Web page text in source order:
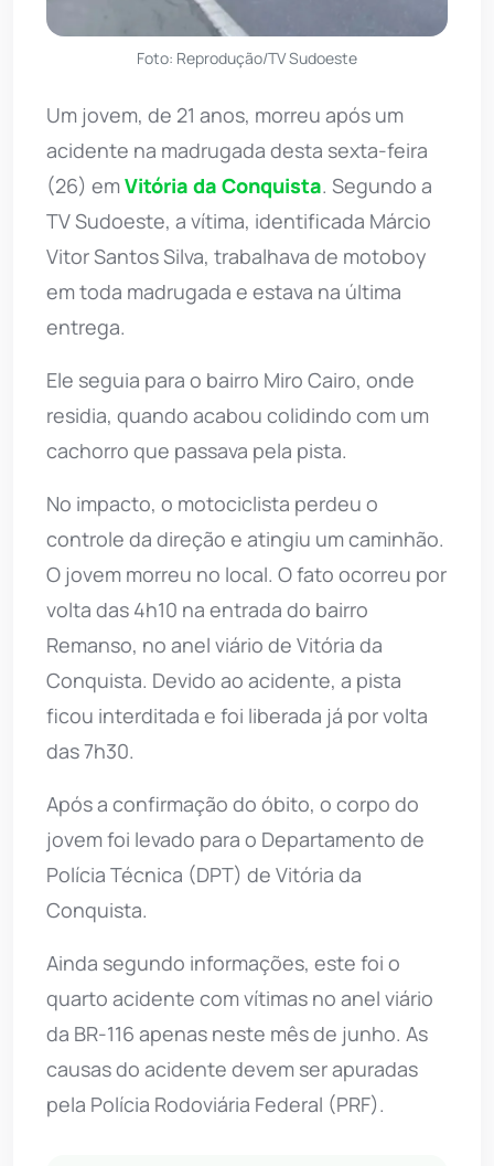
Foto: Reprodução/TV Sudoeste
Um jovem, de 21 anos, morreu após um
acidente na madrugada desta sexta-feira
(26) emVitória da Conquista. Segundo a
TV Sudoeste, a vítima, identificada Márcio
Vitor Santos Silva, trabalhava de motoboy
em toda madrugada e estava na última
entrega.
Ele seguia para o bairro Miro Cairo, onde
residia, quando acabou colidindo com um
cachorro que passava pela pista.
No impacto, o motociclista perdeu o
controle da direção e atingiu um caminhão.
O jovem morreu no local. O fato ocorreu por
volta das 4h10 na entrada do bairro
Remanso, no anel viário de Vitória da
Conquista. Devido ao acidente, a pista
ficou interditada e foi liberada já por volta
das 7h30.
Após a confirmação do óbito, o corpo do
jovem foi levado para o Departamento de
Polícia Técnica (DPT) de Vitória da
Conquista.
Ainda segundo informações, este foi o
quarto acidente com vítimas no anel viário
da BR-116 apenas neste mês de junho. As
causas do acidente devem ser apuradas
pela Polícia Rodoviária Federal (PRF).